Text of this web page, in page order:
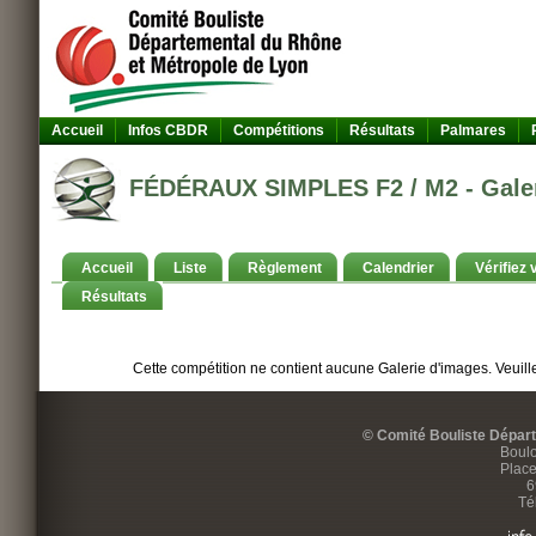
Accueil Infos CBDR Compétitions Résultats Palmares
FÉDÉRAUX SIMPLES F2 / M2 -
Accueil Liste Règlement Calendrier
Vérifiez
Résultats
Cette compétition ne contient aucune Galerie d'images.
© Comité Bouliste